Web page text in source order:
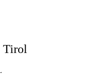
Tirol
.